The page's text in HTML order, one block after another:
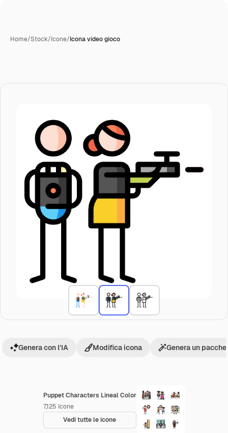
Home/Stock/Icone/Icona video gioco
Puppet Characters Lineal Color
7,125 Icone
Vedi tutte le icone
Genera con l'IA Modifica icona Genera un